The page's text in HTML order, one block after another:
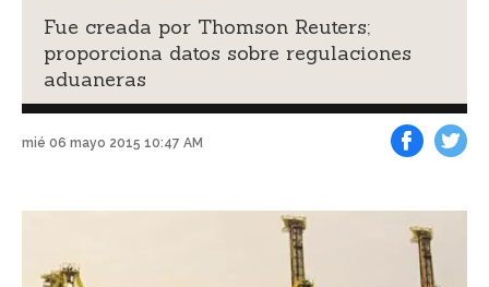
Fue creada por Thomson Reuters;
proporciona datos sobre regulaciones
aduaneras
mié 06 mayo 2015 10:47 AM